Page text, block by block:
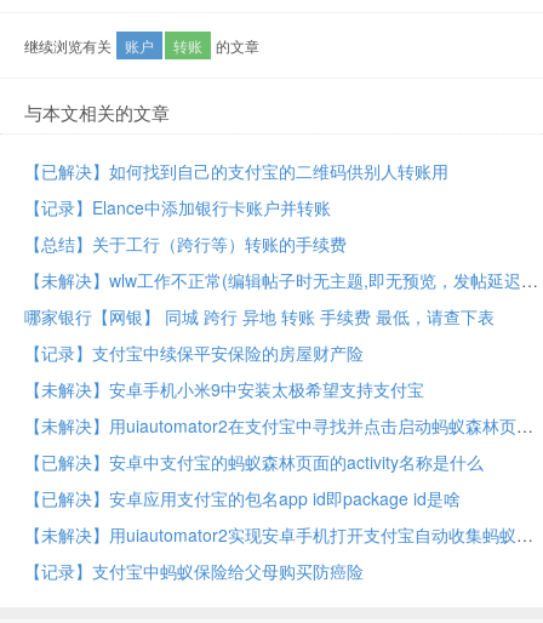
继续浏览有关 账户 转账 的文章
与本文相关的文章
【已解决】如何找到自己的支付宝的二维码供别人转账用
【记录】Elance中添加银行卡账户并转账
【总结】关于工行（跨行等）转账的手续费
【未解决】wlw工作不正常(编辑帖子时无主题,即无预览，发帖延迟)，想要通过彻底删除原先账户，恢复正常
哪家银行【网银】 同城 跨行 异地 转账 手续费 最低，请查下表
【记录】支付宝中续保平安保险的房屋财产险
【未解决】安卓手机小米9中安装太极希望支持支付宝
【未解决】用uiautomator2在支付宝中寻找并点击启动蚂蚁森林页面
【已解决】安卓中支付宝的蚂蚁森林页面的activity名称是什么
【已解决】安卓应用支付宝的包名app id即package id是啥
【未解决】用uiautomator2实现安卓手机打开支付宝自动收集蚂蚁森林能量
【记录】支付宝中蚂蚁保险给父母购买防癌险